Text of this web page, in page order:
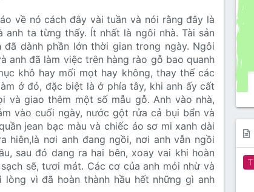
về nó cách đây vài tuần và nói rằng đây là
ta từng thấy. Ít nhất là ngôi nhà. Tài sản
dành phần lớn thời gian trong ngày. Ngôi
anh đã làm việc trên hàng rào gỗ bao quanh
khô hay mối mọt hay không, thay thế các
ở đó, đặc biệt là ở phía tây, khi anh ấy cất
và giao thêm một số mẫu gỗ. Anh vào nhà,
vào cuối ngày, nước gột rửa cả bụi bẩn và
jean bạc màu và chiếc áo sơ mi xanh dài
nơi anh đang ngồi, nơi anh vẫn ngồi
sau đó dang ra hai bên, xoay vai khi hoàn
sẽ, tươi mát. Các cơ của anh mỏi nhừ và
vì đã hoàn thành hầu hết những gì anh
T